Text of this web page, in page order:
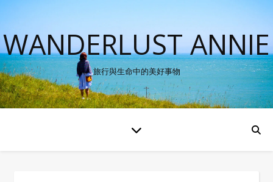
WANDERLUST ANNIE
旅行與生命中的美好事物